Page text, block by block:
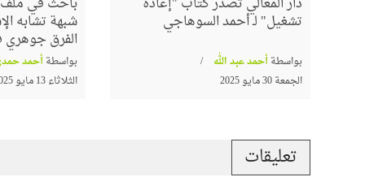
تشغيل" لـ أحمد السوهاجي
بواسطةأحمد عبد الله
الجمعة 30 مايو 2025
شبهة تشابه
الفرق جوهري
بواسطةأحمد
الثلاثاء 13 مايو 2025
تعليقات